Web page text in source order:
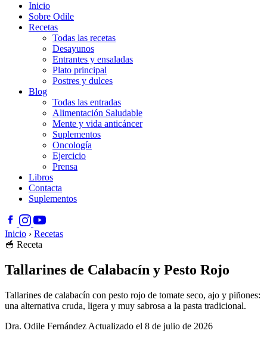
Inicio
Sobre Odile
Recetas
Todas las recetas
Desayunos
Entrantes y ensaladas
Plato principal
Postres y dulces
Blog
Todas las entradas
Alimentación Saludable
Mente y vida anticáncer
Suplementos
Oncología
Ejercicio
Prensa
Libros
Contacta
Suplementos
Inicio › Recetas
🥣 Receta
Tallarines de Calabacín y Pesto Rojo
Tallarines de calabacín con pesto rojo de tomate seco, ajo y piñones:
una alternativa cruda, ligera y muy sabrosa a la pasta tradicional.
Dra. Odile Fernández Actualizado el 8 de julio de 2026